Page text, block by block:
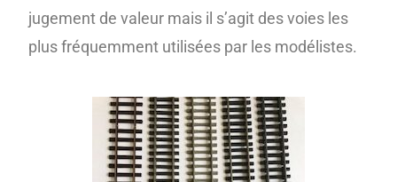
jugement de valeur mais il s’agit des voies les
plus fréquemment utilisées par les modélistes.